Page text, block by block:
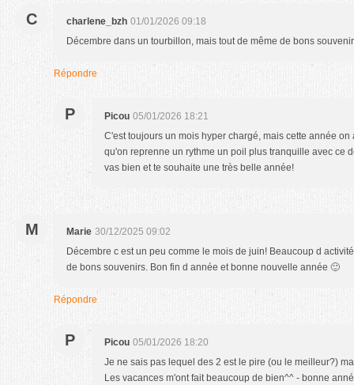
C charlene_bzh 01/01/2026 09:18
Décembre dans un tourbillon, mais tout de même de bons
Répondre
P Picou 05/01/2026 18:21
C'est toujours un mois hyper chargé, mais cette année
qu'on reprenne un rythme un poil plus tranquille avec ce
vas bien et te souhaite une très belle année!
M Marie 30/12/2025 09:02
Décembre c est un peu comme le mois de juin! Beaucoup d
de bons souvenirs. Bon fin d année et bonne nouvelle année 🙂
Répondre
P Picou 05/01/2026 18:20
Je ne sais pas lequel des 2 est le pire (ou le meilleur?)
Les vacances m'ont fait beaucoup de bien^^ - bonne